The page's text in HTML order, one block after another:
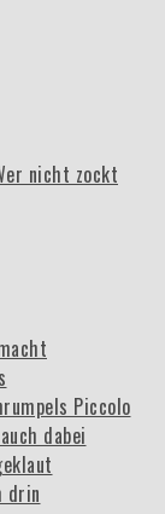
nicht zockt
Piccolo
dabei
drin